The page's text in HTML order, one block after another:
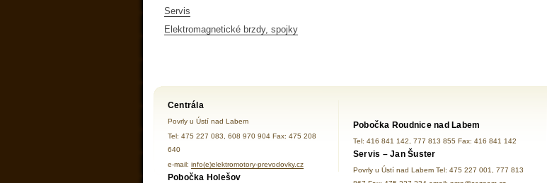
Servis
Elektromagnetické brzdy, spojky
Centrála
Povrly u Ústí nad Labem
Tel: 475 227 083, 608 970 904 Fax: 475 208
640
e-mail: info(e)elektromotory-prevodovky.cz
Pobočka Holešov
Pobočka Roudnice nad Labem
Tel: 416 841 142, 777 813 855 Fax: 416 841 142
Servis – Jan Šuster
Povrly u Ústí nad Labem Tel: 475 227 001, 777 813